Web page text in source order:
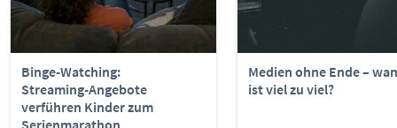
Binge-Watching:
Streaming-Angebote
verführen Kinder zum
Medien ohne Ende –
ist viel zu viel?